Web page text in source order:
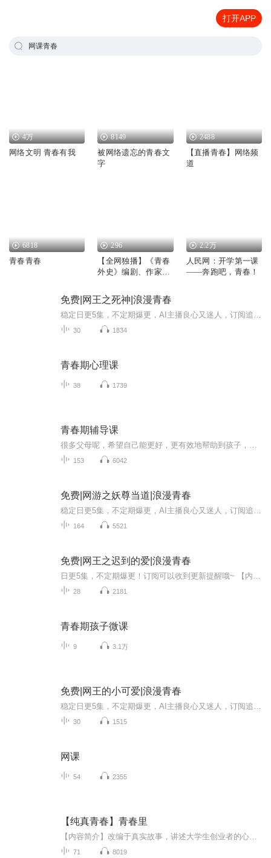
打开APP
网课青春
4万
网络文明 青春有我
8149
被网络遗忘的青春文
字
2488
【直播青春】网络频
道
6818
青春青春
296
【全网独播】《青春
外史》编剧、作家伊
2.2万
人民网：开学第一课
——奔跑吧，青春！
免费|网王之死神|浪漫青春
30 1834
青春期心理课
38 1739
青春期辅导课
153 6042
免费|网游之妖尊当道|浪漫青春
164 5521
免费|网王之迟到的爱|浪漫青春
28 2181
青春期孩子微课
9 3.1万
免费|网王的小可爱|浪漫青春
30 1515
网课
54 2355
【纯真青春】青春里
71 8019